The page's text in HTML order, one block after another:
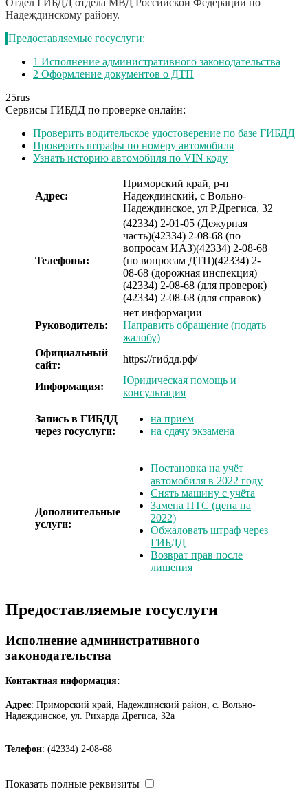
Надеждинскому району.
Предоставляемые госуслуги:
1 Исполнение административного законодательства
2 Оформление документов о ДТП
25rus
Сервисы ГИБДД по проверке онлайн:
Проверить водительское удостоверение по базе ГИБДД
Проверить штрафы по номеру автомобиля
Узнать историю автомобиля по VIN коду
Адрес:
Приморский край, р-н
Надеждинский, с Вольно-
Надеждинское, ул Р.Дрегиса, 32
Телефоны:
(42334) 2-01-05 (Дежурная
часть)(42334) 2-08-68 (по
вопросам ИАЗ)(42334) 2-08-68
(по вопросам ДТП)(42334) 2-
08-68 (дорожная инспекция)
(42334) 2-08-68 (для проверок)
(42334) 2-08-68 (для справок)
Руководитель:
нет информации
Направить обращение (подать
жалобу)
Официальный
сайт:
https://гибдд.рф/
Информация:
Юридическая помощь и
консультация
Запись в ГИБДД
через госуслуги:
на прием
на сдачу экзамена
Дополнительные
услуги:
Постановка на учёт
автомобиля в 2022 году
Снять машину с учёта
Замена ПТС (цена на
2022)
Обжаловать штраф через
ГИБДД
Возврат прав после
лишения
Предоставляемые госуслуги
Исполнение административного
законодательства
Контактная информация:
Адрес: Приморский край, Надеждинский район, с. Вольно-
Надеждинское, ул. Рихарда Дрегиса, 32а
Телефон: (42334) 2-08-68
Показать полные реквизиты